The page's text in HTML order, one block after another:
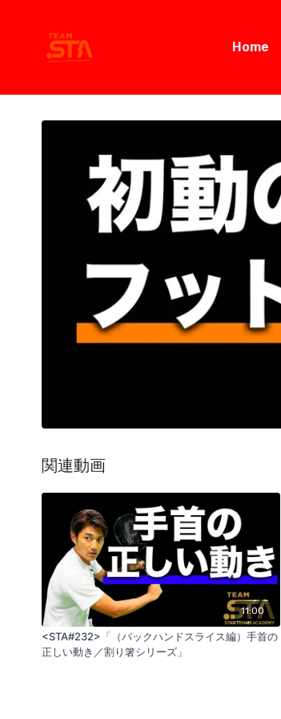
Home
関連動画
11:00
<STA#232>「（バックハンドスライス編）手首の
正しい動き／割り箸シリーズ」